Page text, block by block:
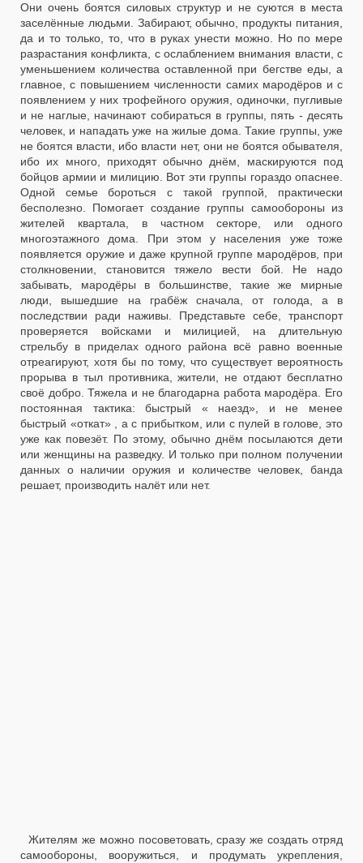
Они очень боятся силовых структур и не суются в места
заселённые людьми. Забирают, обычно, продукты питания,
да и то только, то, что в руках унести можно. Но по мере
разрастания конфликта, с ослаблением внимания власти, с
уменьшением количества оставленной при бегстве еды, а
главное, с повышением численности самих мародёров и с
появлением у них трофейного оружия, одиночки, пугливые
и не наглые, начинают собираться в группы, пять - десять
человек, и нападать уже на жилые дома. Такие группы, уже
не боятся власти, ибо власти нет, они не боятся обывателя,
ибо их много, приходят обычно днём, маскируются под
бойцов армии и милицию. Вот эти группы гораздо опаснее.
Одной семье бороться с такой группой, практически
бесполезно. Помогает создание группы самообороны из
жителей квартала, в частном секторе, или одного
многоэтажного дома. При этом у населения уже тоже
появляется оружие и даже крупной группе мародёров, при
столкновении, становится тяжело вести бой. Не надо
забывать, мародёры в большинстве, такие же мирные
люди, вышедшие на грабёж сначала, от голода, а в
последствии ради наживы. Представьте себе, транспорт
проверяется войсками и милицией, на длительную
стрельбу в приделах одного района всё равно военные
отреагируют, хотя бы по тому, что существует вероятность
прорыва в тыл противника, жители, не отдают бесплатно
своё добро. Тяжела и не благодарна работа мародёра. Его
постоянная тактика: быстрый « наезд», и не менее
быстрый «откат» , а с прибытком, или с пулей в голове, это
уже как повезёт. По этому, обычно днём посылаются дети
или женщины на разведку. И только при полном получении
данных о наличии оружия и количестве человек, банда
решает, производить налёт или нет.
Жителям же можно посоветовать, сразу же создать отряд
самообороны, вооружиться, и продумать укрепления,